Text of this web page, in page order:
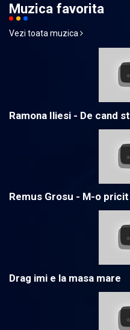
Muzica favorita
Vezi toata muzica
Ramona Iliesi - De cand
Remus Grosu - M-o
Drag imi e la masa mare